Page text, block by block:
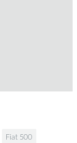
Fiat 500